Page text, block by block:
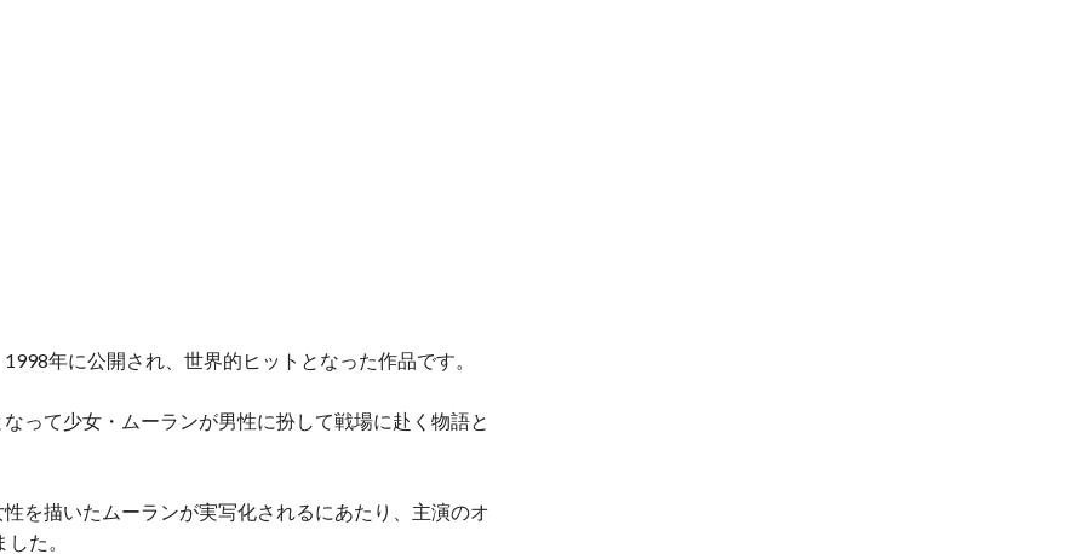
年に公開され、世界的ヒットとなった作品です。
って少女・ムーランが男性に扮して戦場に赴く物語と
を描いたムーランが実写化されるにあたり、主演のオ
た。